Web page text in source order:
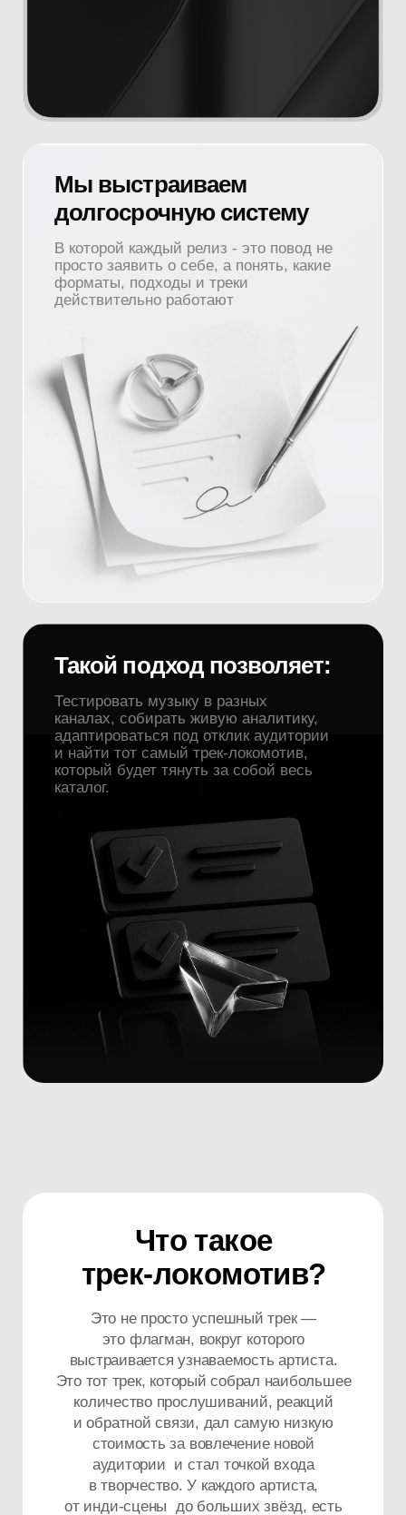
В которой каждый релиз - это повод не
просто заявить о себе, а понять, какие
форматы, подходы и треки
действительно работают
Тестировать музыку в разных
каналах, собирать живую аналитику,
адаптироваться под отклик аудитории
и найти тот самый трек-локомотив,
который будет тянуть за собой весь
каталог.
Такой подход позволяет:
Что такое
трек-локомотив?
Это не просто успешный трек —
это флагман, вокруг которого
выстраивается узнаваемость артиста.
Это тот трек, который собрал наибольшее
количество прослушиваний, реакций
и обратной связи, дал самую низкую
стоимость за вовлечение новой
аудитории и стал точкой входа
Комплексное
продвижение
всегда начинается